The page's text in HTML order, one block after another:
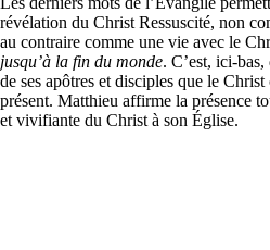
révélation du Christ Ressuscité, non
au contraire comme une vie avec le
jusqu’à la fin du monde. C’est, ici-
de ses apôtres et disciples que le
présent. Matthieu affirme la présence
et vivifiante du Christ à son Église.